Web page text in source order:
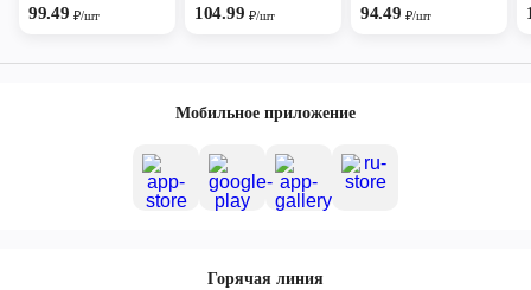
99.49₽/шт 104.99 ₽/шт 94.49₽/шт
Мобильное приложение
Горячая линия